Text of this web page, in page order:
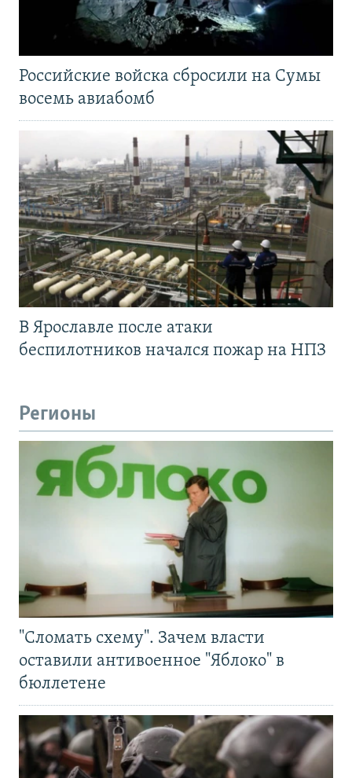
Российские войска сбросили на Сумы
восемь авиабомб
В Ярославле после атаки
беспилотников начался пожар на НПЗ
Регионы
"Сломать схему". Зачем власти
оставили антивоенное "Яблоко" в
бюллетене